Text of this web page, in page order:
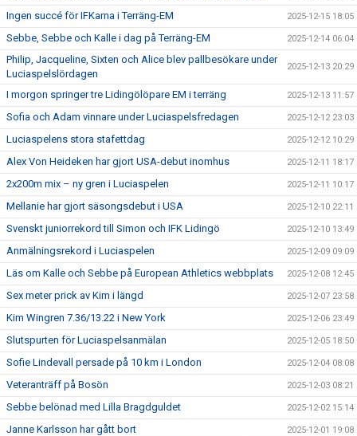
Ingen succé för IFKarna i Terräng-EM 2025-12-15 18:05
Sebbe, Sebbe och Kalle i dag på Terräng-EM 2025-12-14 06:04
Philip, Jacqueline, Sixten och Alice blev pallbesökare under
Luciaspelslördagen
2025-12-13 20:29
I morgon springer tre Lidingölöpare EM i terräng 2025-12-13 11:57
Sofia och Adam vinnare under Luciaspelsfredagen 2025-12-12 23:03
Luciaspelens stora stafettdag 2025-12-12 10:29
Alex Von Heideken har gjort USA-debut inomhus 2025-12-11 18:17
2x200m mix – ny gren i Luciaspelen 2025-12-11 10:17
Mellanie har gjort säsongsdebut i USA 2025-12-10 22:11
Svenskt juniorrekord till Simon och IFK Lidingö 2025-12-10 13:49
Anmälningsrekord i Luciaspelen 2025-12-09 09:09
Läs om Kalle och Sebbe på European Athletics webbplats 2025-12-08 12:45
Sex meter prick av Kim i längd 2025-12-07 23:58
Kim Wingren 7.36/13.22 i New York 2025-12-06 23:49
Slutspurten för Luciaspelsanmälan 2025-12-05 18:50
Sofie Lindevall persade på 10 km i London 2025-12-04 08:08
Veteranträff på Bosön 2025-12-03 08:21
Sebbe belönad med Lilla Bragdguldet 2025-12-02 15:14
Janne Karlsson har gått bort 2025-12-01 19:08